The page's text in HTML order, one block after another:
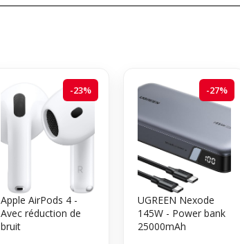
-23%
Apple AirPods 4 -
Avec réduction de
bruit
-27%
UGREEN Nexode
145W - Power bank
25000mAh